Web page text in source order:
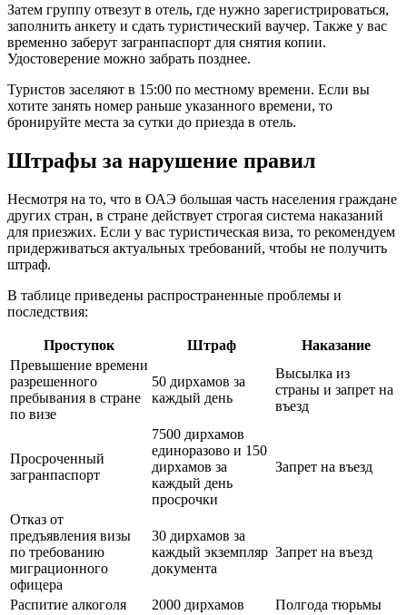
Затем группу отвезут в отель, где нужно зарегистрироваться,
заполнить анкету и сдать туристический ваучер. Также у вас
временно заберут загранпаспорт для снятия копии.
Удостоверение можно забрать позднее.
Туристов заселяют в 15:00 по местному времени. Если вы
хотите занять номер раньше указанного времени, то
бронируйте места за сутки до приезда в отель.
Штрафы за нарушение правил
Несмотря на то, что в ОАЭ большая часть населения граждане
других стран, в стране действует строгая система наказаний
для приезжих. Если у вас туристическая виза, то рекомендуем
придерживаться актуальных требований, чтобы не получить
штраф.
В таблице приведены распространенные проблемы и
последствия:
Проступок Штраф
Наказание
Превышение времени
разрешенного
пребывания в стране
по визе
50 дирхамов за
каждый день
Высылка из
страны и запрет на
въезд
Просроченный
загранпаспорт
7500 дирхамов
единоразово и 150
дирхамов за
каждый день
просрочки
Запрет на въезд
Отказ от
предъявления визы
по требованию
миграционного
офицера
30 дирхамов за
каждый экземпляр
документа
Запрет на въезд
Распитие алкоголя 2000 дирхамов
Полгода тюрьмы